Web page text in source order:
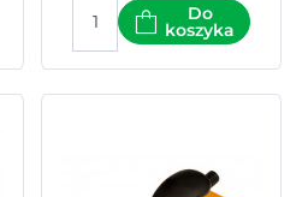
Do
koszyka